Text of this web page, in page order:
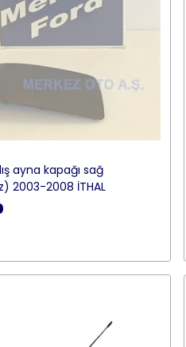
ayna kapağı sağ
2003-2008 İTHAL